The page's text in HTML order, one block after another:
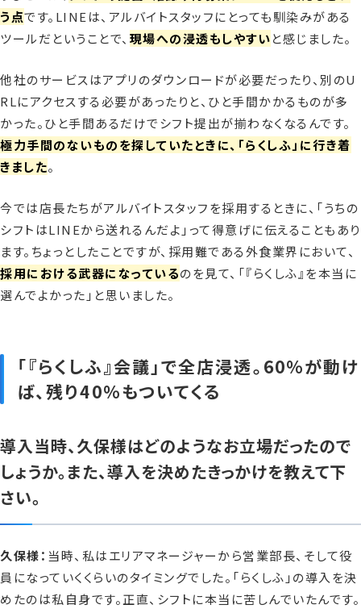
う点です。LINEは、アルバイトスタッフにとっても馴染みがある
ツールだということで、 現場への浸透もしやすいと感じました。
他社のサービスはアプリのダウンロードが必要だったり、別のU
RLにアクセスする必要があったりと、ひと手間かかるものが多
かった。ひと手間あるだけでシフト提出が揃わなくなるんです。
極力手間のないものを探していたときに、「らくしふ」に行き着
きました。
今では店長たちがアルバイトスタッフを採用するときに、「うちの
シフトはLINEから送れるんだよ」って得意げに伝えることもあり
ます。ちょっとしたことですが、採用難である外食業界において、
採用における武器になっているのを見て、「『らくしふ』を本当に
選んでよかった」と思いました。
「『らくしふ』会議」で全店浸透。60%が動け
ば、残り40%もついてくる
導入当時、久保様はどのようなお立場だったので
しょうか。また、導入を決めたきっかけを教えて下
さい。
久保様： 当時、私はエリアマネージャーから営業部長、そして役
員になっていくくらいのタイミングでした。「らくしふ」の導入を決
めたのは私自身です。正直、シフトに本当に苦しんでいたんです。